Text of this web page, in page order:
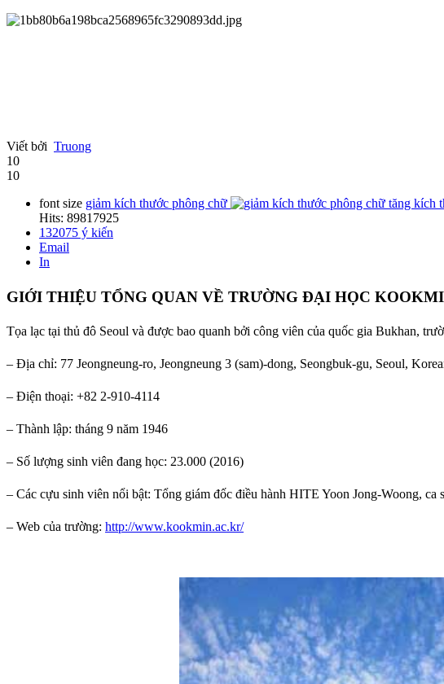
Viết bởi Truong
10
10
font size giảm kích thước phông chữ
tăng kích
Hits: 89817925
132075 ý kiến
Email
In
GIỚI THIỆU TỔNG QUAN VỀ TRƯỜNG ĐẠI HỌC
Tọa lạc tại thủ đô Seoul và được bao quanh bởi công viên của quốc gia Bukhan,
– Địa chỉ: 77 Jeongneung-ro, Jeongneung 3 (sam)-dong, Seongbuk-gu, Seoul,
– Điện thoại: +82 2-910-4114
– Thành lập: tháng 9 năm 1946
– Số lượng sinh viên đang học: 23.000 (2016)
– Các cựu sinh viên nổi bật: Tổng giám đốc điều hành HITE Yoon Jong-Woong,
– Web của trường: http://www.kookmin.ac.kr/